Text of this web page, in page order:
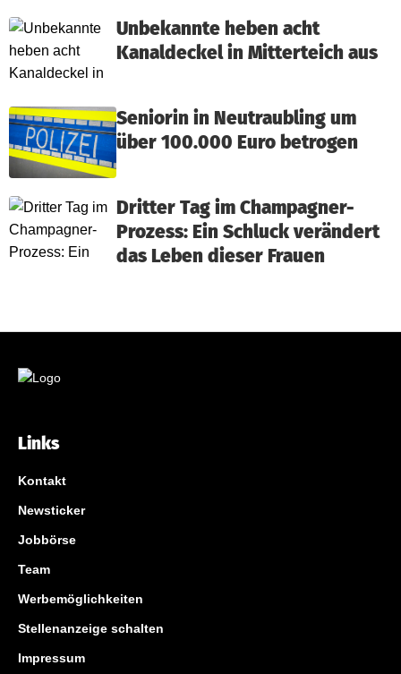
Unbekannte heben acht
Kanaldeckel in Mitterteich aus
Seniorin in Neutraubling um
über 100.000 Euro betrogen
Dritter Tag im Champagner-
Prozess: Ein Schluck verändert
das Leben dieser Frauen
Links
Kontakt
Newsticker
Jobbörse
Team
Werbemöglichkeiten
Stellenanzeige schalten
Impressum